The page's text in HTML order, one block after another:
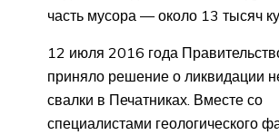
часть мусора — около 13 тысяч
12 июля 2016 года
приняло решение о ликвидации
свалки в Печатниках. Вместе со
специалистами геологического